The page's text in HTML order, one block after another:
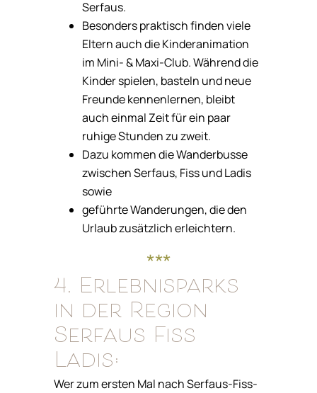
Serfaus.
Besonders praktisch finden viele
Eltern auch die Kinderanimation
im Mini- & Maxi-Club. Während die
Kinder spielen, basteln und neue
Freunde kennenlernen, bleibt
auch einmal Zeit für ein paar
ruhige Stunden zu zweit.
Dazu kommen die Wanderbusse
zwischen Serfaus, Fiss und Ladis
sowie
geführte Wanderungen, die den
Urlaub zusätzlich erleichtern.
***
4. Erlebnisparks
in der Region
Serfaus Fiss
Ladis:
Wer zum ersten Mal nach Serfaus-Fiss-